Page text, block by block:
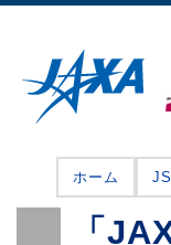
ホーム
「